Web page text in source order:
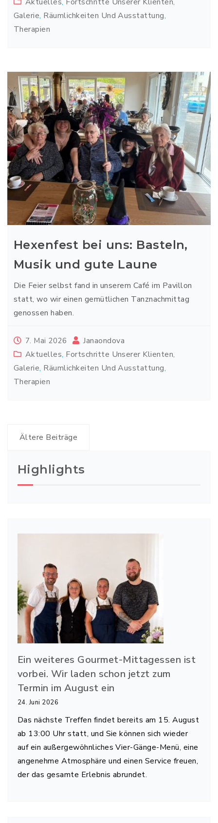
Galerie, Räumlichkeiten Und Ausstattung,
Therapien
Hexenfest bei uns: Basteln,
Musik und gute Laune
Die Feier selbst fand in unserem Café im Pavillon
statt, wo wir einen gemütlichen Tanznachmittag
genossen haben.
7. Mai 2026
Janaondova
Aktuelles, Fortschritte Unserer Klienten,
Galerie, Räumlichkeiten Und Ausstattung,
Therapien
Beitragsnavigation
Ältere Beiträge
Highlights
Ein weiteres Gourmet-Mittagessen ist
vorbei. Wir laden schon jetzt zum
Termin im August ein
24. Juni 2026
Das nächste Treffen findet bereits am 15. August
ab 13:00 Uhr statt, und Sie können sich wieder
auf ein außergewöhnliches Vier-Gänge-Menü, eine
angenehme Atmosphäre und einen Service freuen,
der das gesamte Erlebnis abrundet.